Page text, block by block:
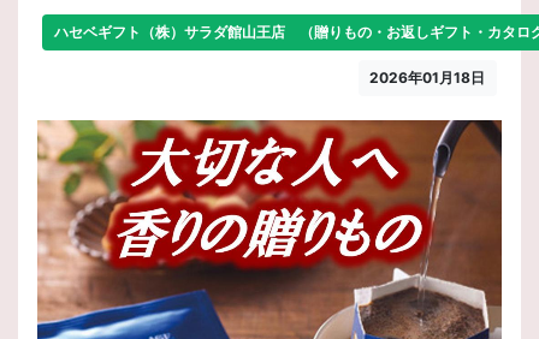
ハセベギフト（株）サラダ館山王店 （贈りもの・お返しギフト・カタロ
2026年01月18日